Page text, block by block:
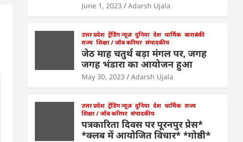
June 1, 2023 Adarsh Ujala
उत्तर प्रदेश ट्रेंडिंग न्यूज़ दुनिया देश धार्मिक बाराबंकी
राज्य शिक्षा / जॉब करियर संपादकीय
जेठ माह चतुर्थ बड़ा मंगल पर, जगह
जगह भंडारा का आयोजन हुआ
May 30, 2023 Adarsh Ujala
उत्तर प्रदेश ट्रेंडिंग न्यूज़ दुनिया देश धार्मिक राज्य
शिक्षा / जॉब करियर संपादकीय
पत्रकारिता दिवस पर पूरनपुर प्रेस*
*क्लब में आयोजित विचार* *गोष्ठी*